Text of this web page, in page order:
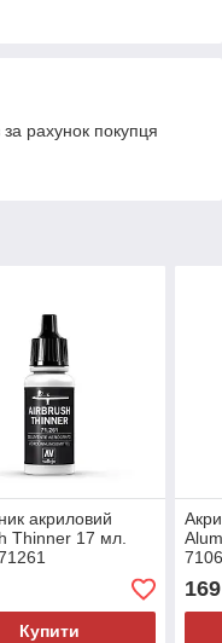
рахунок покупця
акриловий
Thinner 17 мл.
Купити
169